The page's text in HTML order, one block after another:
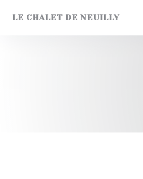
LE CHALET DE NEUILLY